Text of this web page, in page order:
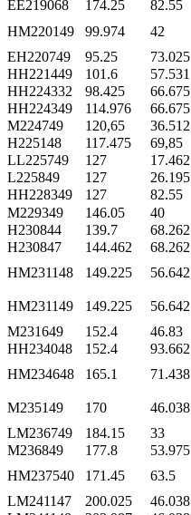
EE219068
174.25 82.55
HM220149
99.974 42
EH220749
95.25 73.025
HH221449
101.6 57.531
HH224332
98.425 66.675
HH224349 114.976 66.675
M224749
120,65 36.512
H225148
117.475 69,85
LL225749
127 17.462
L225849
127 26.195
HH228349
127 82.55
M229349
146.05 40
H230844
139.7 68.262
H230847
144.462 68.262
HM231148
149.225 56.642
HM231149
149.225 56.642
M231649
152.4 46.83
HH234048
152.4 93.662
HM234648
165.1 71.438
M235149 170 46.038
LM236749
184.15 33
M236849
177.8 53.975
HM237540
171.45 63.5
LM241147
200.025 46.038